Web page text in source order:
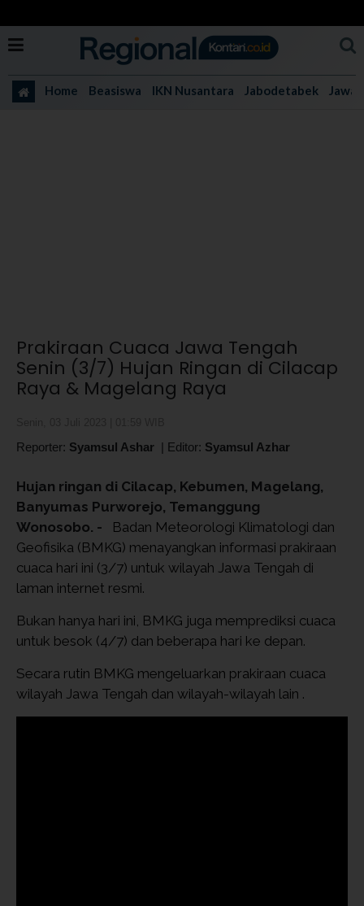
Home Beasiswa IKN Nusantara Jabodetabek Jawa
Prakiraan Cuaca Jawa Tengah
Senin (3/7) Hujan Ringan di Cilacap
Raya & Magelang Raya
Reporter: Syamsul Ashar | Editor: Syamsul Azhar
Hujan ringan di Cilacap, Kebumen, Magelang,
Banyumas Purworejo, Temanggung
Wonosobo. - Badan Meteorologi Klimatologi dan
Geofisika (BMKG) menayangkan informasi prakiraan
cuaca hari ini (3/7) untuk wilayah Jawa Tengah di
laman internet resmi.
Bukan hanya hari ini, BMKG juga memprediksi cuaca
untuk besok (4/7) dan beberapa hari ke depan.
Secara rutin BMKG mengeluarkan prakiraan cuaca
wilayah Jawa Tengah dan wilayah-wilayah lain .